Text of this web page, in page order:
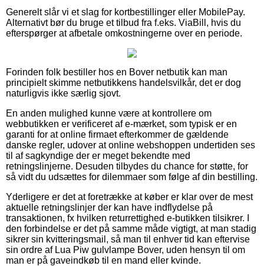
Generelt slår vi et slag for kortbestillinger eller MobilePay.
Alternativt bør du bruge et tilbud fra f.eks. ViaBill, hvis du
efterspørger at afbetale omkostningerne over en periode.
Forinden folk bestiller hos en Bover netbutik kan man
principielt skimme netbutikkens handelsvilkår, det er dog
naturligvis ikke særlig sjovt.
En anden mulighed kunne være at kontrollere om
webbutikken er verificeret af e-mærket, som typisk er en
garanti for at online firmaet efterkommer de gældende
danske regler, udover at online webshoppen undertiden ses
til af sagkyndige der er meget bekendte med
retningslinjerne. Desuden tilbydes du chance for støtte, for
så vidt du udsættes for dilemmaer som følge af din bestilling.
Yderligere er det at foretrække at køber er klar over de mest
aktuelle retningslinjer der kan have indflydelse på
transaktionen, fx hvilken returrettighed e-butikken tilsikrer. I
den forbindelse er det på samme måde vigtigt, at man stadig
sikrer sin kvitteringsmail, så man til enhver tid kan eftervise
sin ordre af Lua Piw gulvlampe Bover, uden hensyn til om
man er på gaveindkøb til en mand eller kvinde.